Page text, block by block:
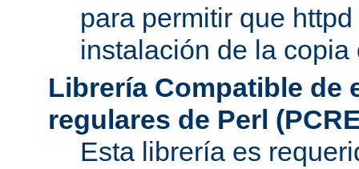
para permitir que
instalación de la
Librería Compatible de
regulares de Perl
Esta librería es